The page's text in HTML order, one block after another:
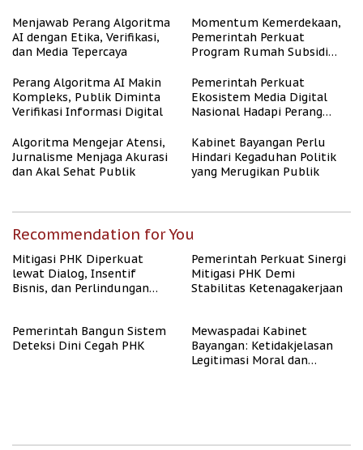
Menjawab Perang Algoritma
AI dengan Etika, Verifikasi,
dan Media Tepercaya
Momentum Kemerdekaan,
Pemerintah Perkuat
Program Rumah Subsidi
Berpenghasilan Rendah
Perang Algoritma AI Makin
Kompleks, Publik Diminta
Verifikasi Informasi Digital
Pemerintah Perkuat
Ekosistem Media Digital
Nasional Hadapi Perang
Algoritma Mengejar Atensi,
Jurnalisme Menjaga Akurasi
dan Akal Sehat Publik
Kabinet Bayangan Perlu
Hindari Kegaduhan Politik
yang Merugikan Publik
Recommendation for You
Mitigasi PHK Diperkuat
lewat Dialog, Insentif
Bisnis, dan Perlindungan
Pemerintah Perkuat Sinergi
Mitigasi PHK Demi
Stabilitas Ketenagakerjaan
Pemerintah Bangun Sistem
Deteksi Dini Cegah PHK
Mewaspadai Kabinet
Bayangan: Ketidakjelasan
Legitimasi Moral dan